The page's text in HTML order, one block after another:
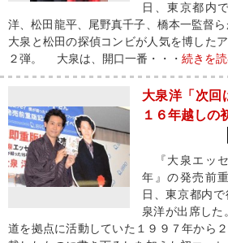
日、東京都内
洋、松田龍平、尾野真千子、橋本一監督
大泉と松田の探偵コンビが人気を博した
２弾。 大泉は、開口一番・・・ 続きを
大泉洋「次
１６年越し
『大泉エッ
年』の発売前
日、東京都内
泉洋が出席し
道を拠点に活動していた１９９７年から